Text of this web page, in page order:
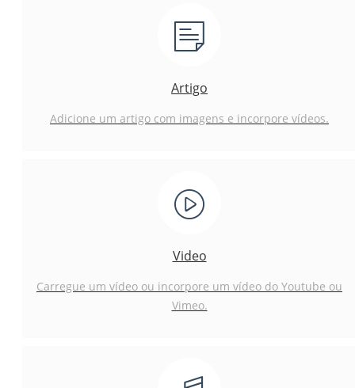
Artigo
Adicione um artigo com imagens e incorpore vídeos.
Video
Carregue um vídeo ou incorpore um vídeo do Youtube ou
Vimeo.